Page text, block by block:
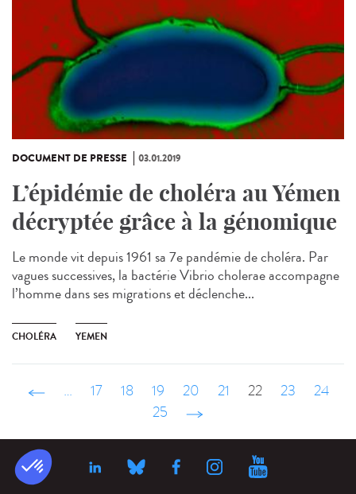
DOCUMENT DE PRESSE 03.01.2019
L’épidémie de choléra au Yémen
décryptée grâce à la génomique
Le monde vit depuis 1961 sa 7e pandémie de choléra. Par
vagues successives, la bactérie Vibrio cholerae accompagne
l’homme dans ses migrations et déclenche...
CHOLÉRA YEMEN
‹ précédent
… 17 18 19 20 21 22 23
24
25
suivant ›